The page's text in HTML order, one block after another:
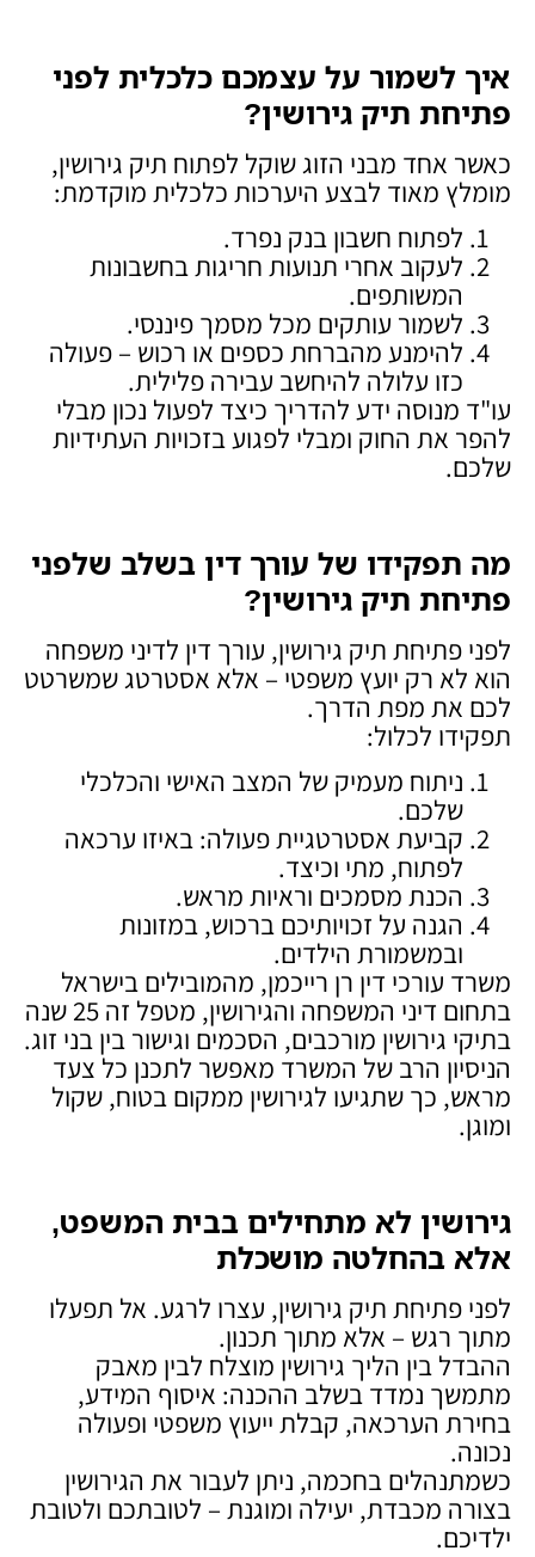
איך לשמור על עצמכם כלכלית לפני
פתיחת תיק גירושין?
כאשר אחד מבני הזוג שוקל לפתוח תיק גירושין,
מומלץ מאוד לבצע היערכות כלכלית מוקדמת:
לפתוח חשבון בנק נפרד.
לעקוב אחרי תנועות חריגות בחשבונות
המשותפים.
לשמור עותקים מכל מסמך פיננסי.
להימנע מהברחת כספים או רכוש – פעולה
כזו עלולה להיחשב עבירה פלילית.
עו"ד מנוסה ידע להדריך כיצד לפעול נכון מבלי
להפר את החוק ומבלי לפגוע בזכויות העתידיות
שלכם.
מה תפקידו של עורך דין בשלב שלפני
פתיחת תיק גירושין?
לפני פתיחת תיק גירושין, עורך דין לדיני משפחה
הוא לא רק יועץ משפטי – אלא אסטרטג שמשרטט
לכם את מפת הדרך.
תפקידו לכלול:
ניתוח מעמיק של המצב האישי והכלכלי
שלכם.
קביעת אסטרטגיית פעולה: באיזו ערכאה
לפתוח, מתי וכיצד.
הכנת מסמכים וראיות מראש.
הגנה על זכויותיכם ברכוש, במזונות
ובמשמורת הילדים.
משרד עורכי דין רן רייכמן, מהמובילים בישראל
בתחום דיני המשפחה והגירושין, מטפל זה 25 שנה
בתיקי גירושין מורכבים, הסכמים וגישור בין בני זוג.
הניסיון הרב של המשרד מאפשר לתכנן כל צעד
מראש, כך שתגיעו לגירושין ממקום בטוח, שקול
ומוגן.
גירושין לא מתחילים בבית המשפט,
אלא בהחלטה מושכלת
לפני פתיחת תיק גירושין, עצרו לרגע. אל תפעלו
מתוך רגש – אלא מתוך תכנון.
ההבדל בין הליך גירושין מוצלח לבין מאבק
מתמשך נמדד בשלב ההכנה: איסוף המידע,
בחירת הערכאה, קבלת ייעוץ משפטי ופעולה
נכונה.
כשמתנהלים בחכמה, ניתן לעבור את הגירושין
בצורה מכבדת, יעילה ומוגנת – לטובתכם ולטובת
ילדיכם.